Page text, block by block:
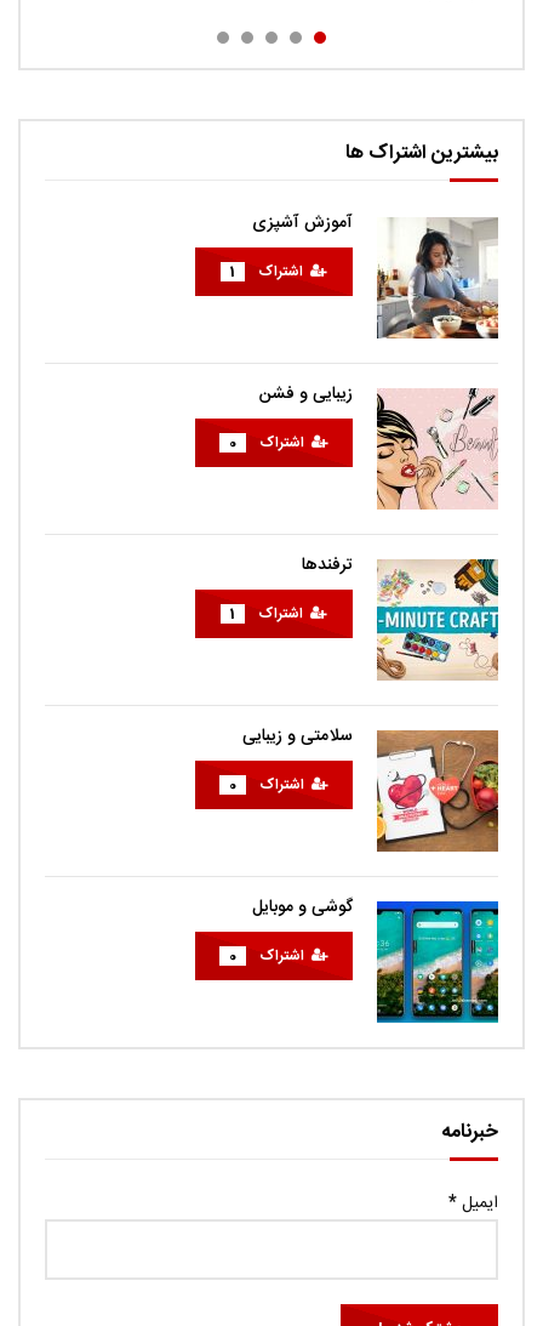
بیشترین اشتراک ها
آموزش آشپزی
اشتراک 1
زیبایی و فشن
اشتراک 0
ترفندها
اشتراک 1
سلامتی و زیبایی
اشتراک 0
گوشی و موبایل
اشتراک 0
خبرنامه
ایمیل*